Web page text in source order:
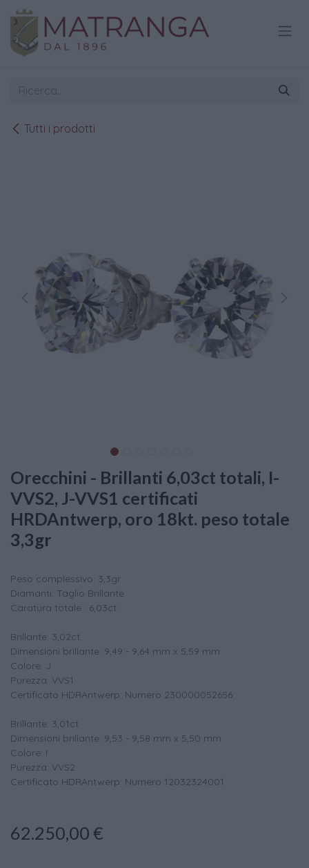
Passa al contenuto
Tutti i prodotti
Orecchini - Brillanti 6,03ct totali, I-
VVS2, J-VVS1 certificati
HRDAntwerp, oro 18kt. peso totale
3,3gr
Peso complessivo: 3,3gr
Diamanti: Taglio Brillante
Caratura totale : 6,03ct
Brillante: 3,02ct
Dimensioni brillante: 9,49 - 9,64 mm x 5,59 mm
Colore: J
Purezza: VVS1
Certificato HDRAntwerp: Numero 230000052656
Brillante: 3,01ct
Dimensioni brillante: 9,53 - 9,58 mm x 5,50 mm
Colore: I
Purezza: VVS2
Certificato HDRAntwerp: Numero 12032324001
62.250,00 €